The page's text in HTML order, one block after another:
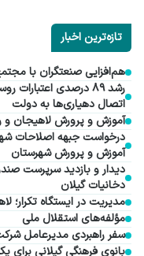
تازه‌ترین اخبار
هم‌افزایی صنعتگران با
رشد ۸۹ درصدی
اتصال دهیاری‌ها به دولت
آموزش و پرورش لاهیجان و
درخواست جبهه اصلاحات
آموزش و پرورش شهرستان
دیدار و بازدید سرپرست
دخانیات گیلان
مدیریت در ایستگاه تکرار؛
مؤلفه‌های استقلال ملی
سفر راهبردی مدیرعامل
بانوی فرهنگی گیلانی برای